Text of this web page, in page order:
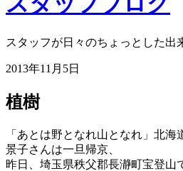
スタッフが日々のちょっとした出
2013年11月5日
植樹
「あとは野となれ山となれ」北海
景子さんは一旦帰京、
昨日、埼玉県秩父郡長瀞町宝登山